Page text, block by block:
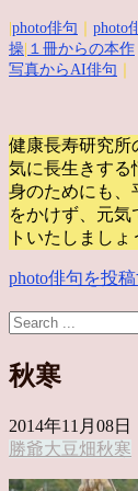
photo俳句 photo
操 １冊からの本作
写真からAI俳句
健康長寿研究所
気に長生きする
身のためにも、
をかけず、元
トいたしましょ
photo俳句を投
秋寒
2014年11月08日
勝爺大豆畑秋寒